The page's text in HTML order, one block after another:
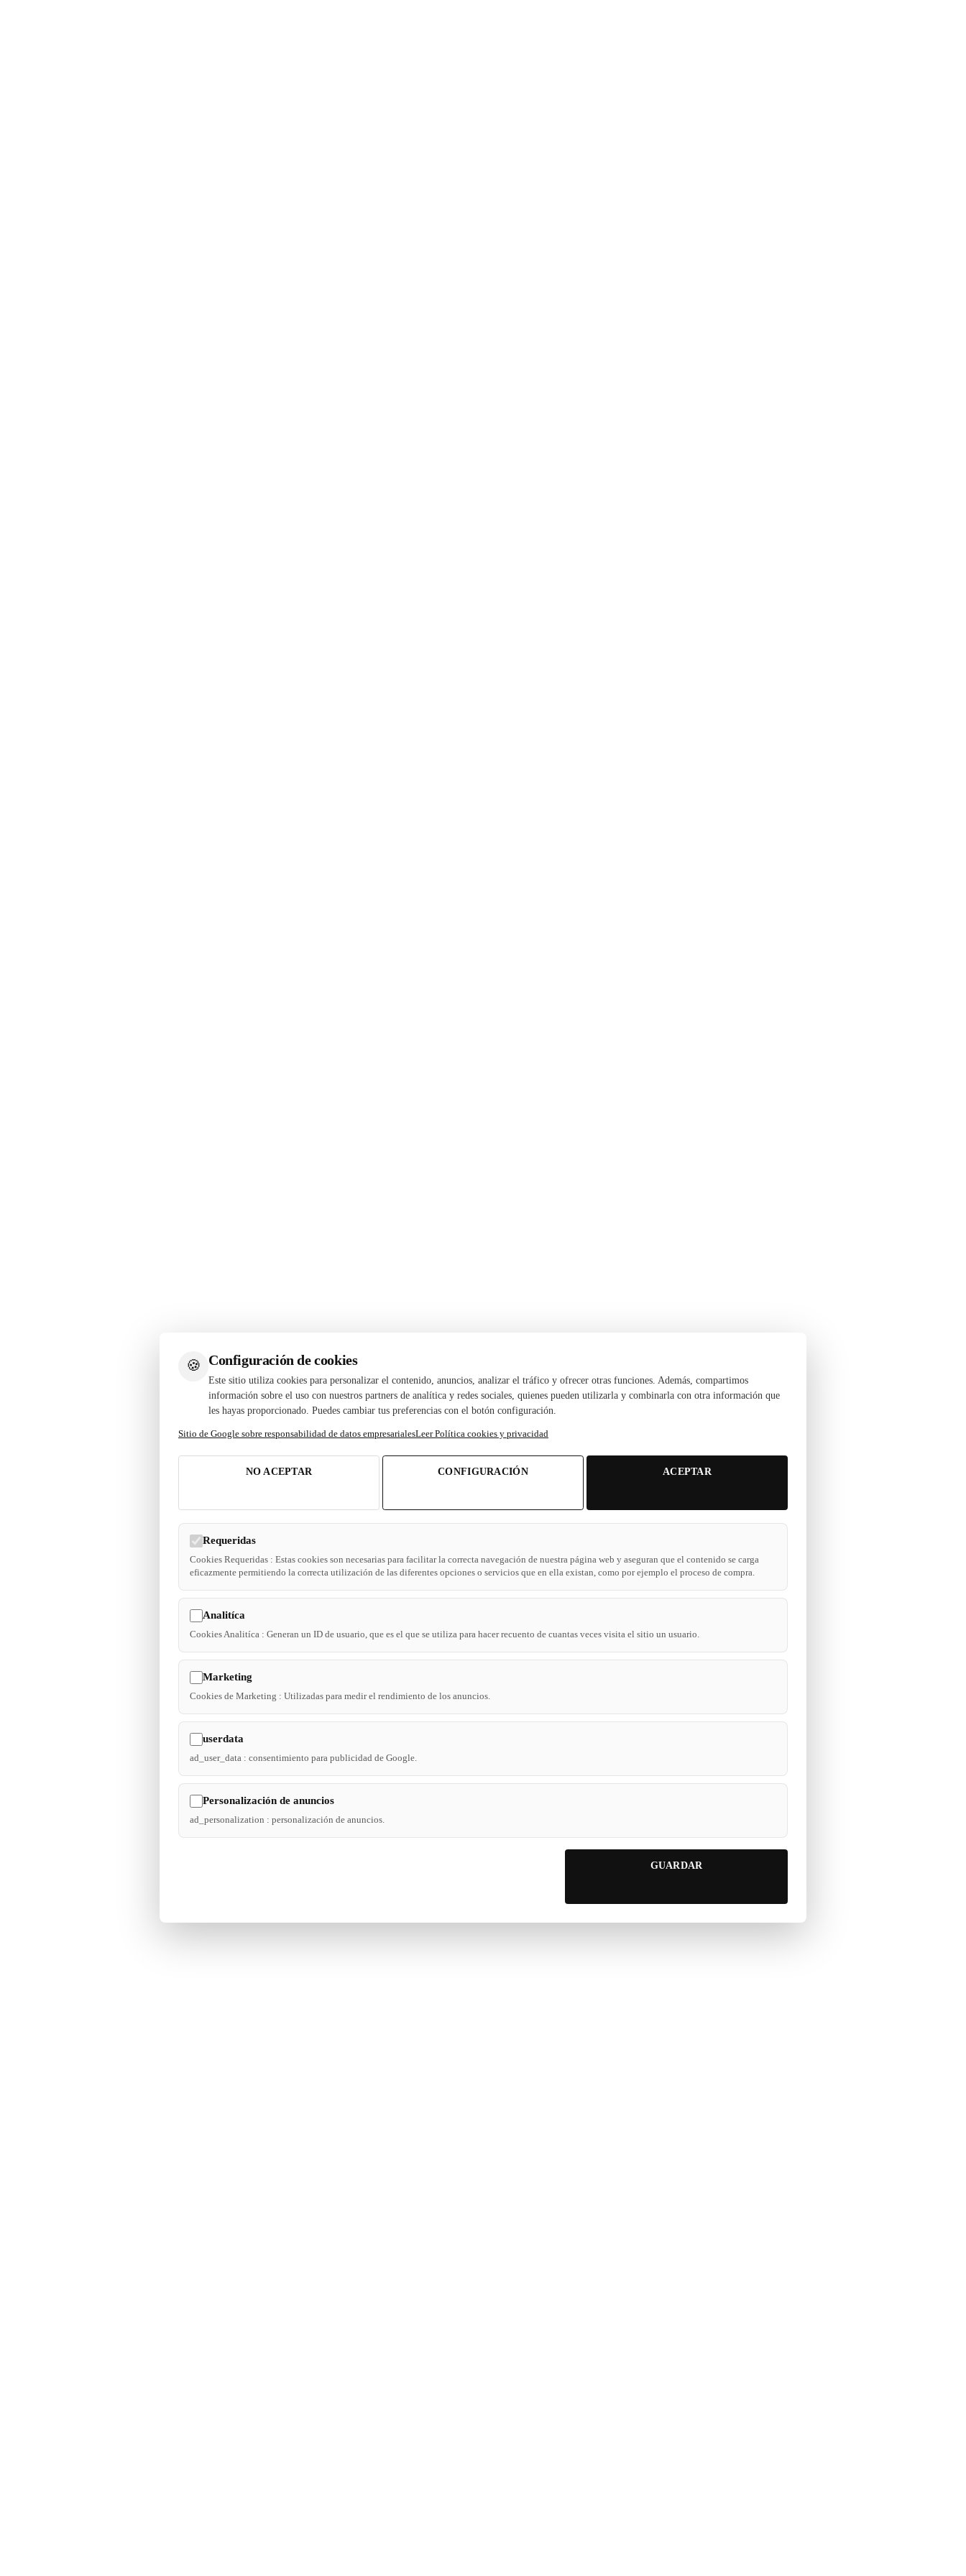
🍪 Configuración de cookies
Este sitio utiliza cookies para personalizar el contenido, anuncios, analizar el tráfico y ofrecer otras funciones. Además, compartimos
información sobre el uso con nuestros partners de analítica y redes sociales, quienes pueden utilizarla y combinarla con otra información que
les hayas proporcionado. Puedes cambiar tus preferencias con el botón configuración.
Sitio de Google sobre responsabilidad de datos empresarialesLeer Política cookies y privacidad
ACEPTAR
CONFIGURACIÓN
NO ACEPTAR
Requeridas
Cookies Requeridas : Estas cookies son necesarias para facilitar la correcta navegación de nuestra página web y aseguran que el contenido se carga
eficazmente permitiendo la correcta utilización de las diferentes opciones o servicios que en ella existan, como por ejemplo el proceso de compra.
Analitíca
Cookies Analitíca : Generan un ID de usuario, que es el que se utiliza para hacer recuento de cuantas veces visita el sitio un usuario.
Marketing
Cookies de Marketing : Utilizadas para medir el rendimiento de los anuncios.
userdata
ad_user_data : consentimiento para publicidad de Google.
Personalización de anuncios
ad_personalization : personalización de anuncios.
GUARDAR